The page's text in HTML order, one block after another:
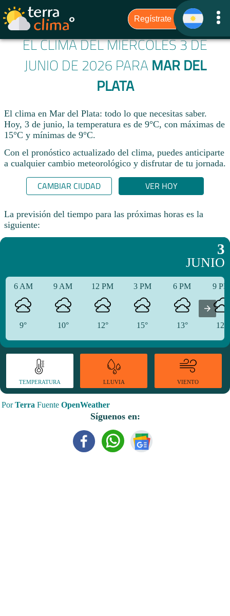
EL CLIMA DEL MIÉRCOLES 3 DE
JUNIO DE 2026 PARA MAR DEL
PLATA
El clima en Mar del Plata: todo lo que necesitas saber.
Hoy, 3 de junio, la temperatura es de 9°C, con máximas de
15°C y mínimas de 9°C.
Con el pronóstico actualizado del clima, puedes anticiparte
a cualquier cambio meteorológico y disfrutar de tu jornada.​
CAMBIAR CIUDAD VER HOY
La previsión del tiempo para las próximas horas es la
siguiente:
3
JUNIO
6 AM
9°
9 AM
10°
12 PM
12°
3 PM
15°
6 PM
13°
9
12°
TEMPERATURA LLUVIA VIENTO
PorTerra Fuente OpenWeather
Síguenos en: